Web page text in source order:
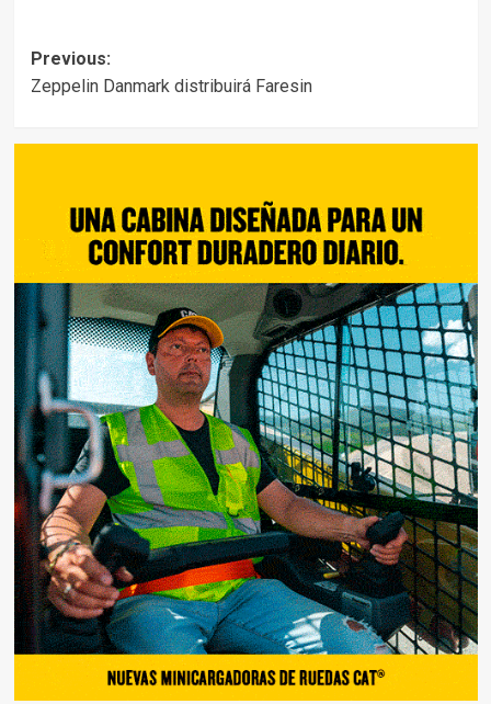
Post
navigation
Previous:
Zeppelin Danmark distribuirá Faresin